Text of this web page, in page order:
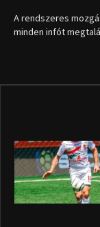
A rendszeres
minden infót